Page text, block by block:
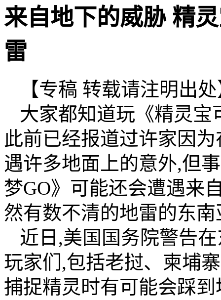
来自地下的威胁 精
雷
【专稿 转载请注明出
大家都知道玩《精灵宝
此前已经报道过许家因
遇许多地面上的意外,但
梦GO》可能还会遭遇来
然有数不清的地雷的东
近日,美国国务院警告
玩家们,包括老挝、柬埔
捕捉精灵时有可能会踩